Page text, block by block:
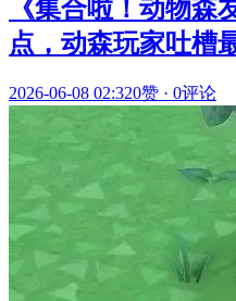
《集合啦！动物森
点，动森玩家吐槽
2026-06-08 02:320赞 · 0评论